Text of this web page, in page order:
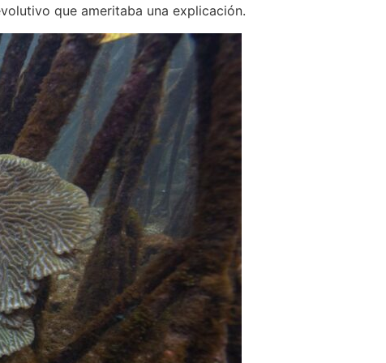
que ameritaba una explicación.